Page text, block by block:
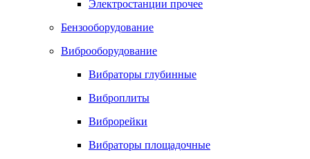
Электростанции прочее
Бензооборудование
Виброоборудование
Вибраторы глубинные
Виброплиты
Виброрейки
Вибраторы площадочные